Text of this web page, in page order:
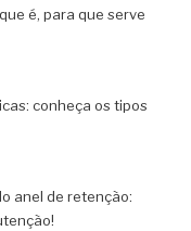
é, para que serve
conheça os tipos
anel de retenção: